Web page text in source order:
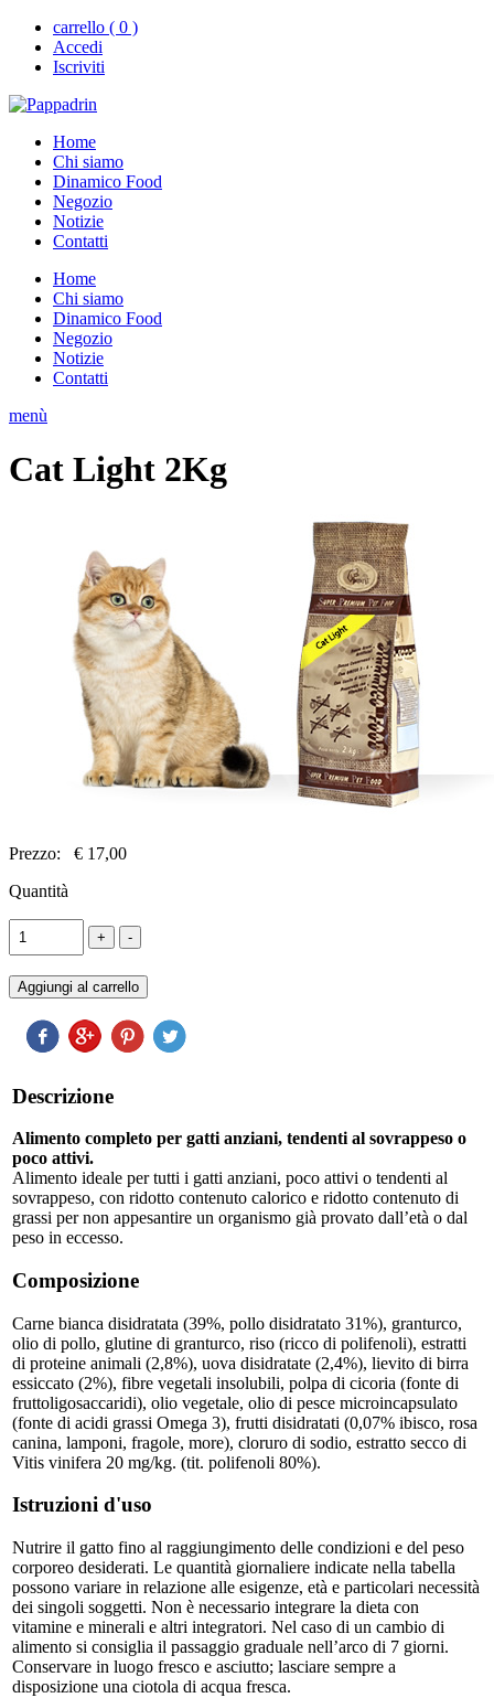
carrello ( 0 )
Accedi
Iscriviti
Home
Chi siamo
Dinamico Food
Negozio
Notizie
Contatti
Home
Chi siamo
Dinamico Food
Negozio
Notizie
Contatti
menù
Cat Light 2Kg
Prezzo:
€ 17,00
Quantità
Descrizione
Alimento completo per gatti anziani, tendenti al sovrappeso o
poco attivi.
Alimento ideale per tutti i gatti anziani, poco attivi o tendenti al
sovrappeso, con ridotto contenuto calorico e ridotto contenuto di
grassi per non appesantire un organismo già provato dall’età o dal
peso in eccesso.
Composizione
Carne bianca disidratata (39%, pollo disidratato 31%), granturco,
olio di pollo, glutine di granturco, riso (ricco di polifenoli), estratti
di proteine animali (2,8%), uova disidratate (2,4%), lievito di birra
essiccato (2%), fibre vegetali insolubili, polpa di cicoria (fonte di
fruttoligosaccaridi), olio vegetale, olio di pesce microincapsulato
(fonte di acidi grassi Omega 3), frutti disidratati (0,07% ibisco, rosa
canina, lamponi, fragole, more), cloruro di sodio, estratto secco di
Vitis vinifera 20 mg/kg. (tit. polifenoli 80%).
Istruzioni d'uso
Nutrire il gatto fino al raggiungimento delle condizioni e del peso
corporeo desiderati. Le quantità giornaliere indicate nella tabella
possono variare in relazione alle esigenze, età e particolari necessità
dei singoli soggetti. Non è necessario integrare la dieta con
vitamine e minerali e altri integratori. Nel caso di un cambio di
alimento si consiglia il passaggio graduale nell’arco di 7 giorni.
Conservare in luogo fresco e asciutto; lasciare sempre a
disposizione una ciotola di acqua fresca.